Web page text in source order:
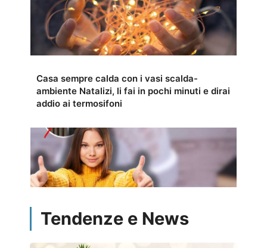
Casa sempre calda con i vasi scalda-
ambiente Natalizi, li fai in pochi minuti e dirai
addio ai termosifoni
Tendenze e News